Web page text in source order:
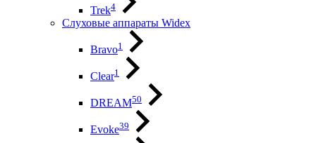
Trek4
Слуховые аппараты Widex
Bravo1
Clear1
DREAM50
Evoke39